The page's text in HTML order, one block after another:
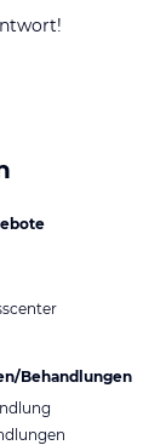
Behandlungen